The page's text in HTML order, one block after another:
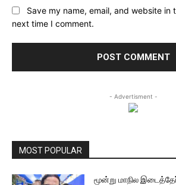
Save my name, email, and website in
next time I comment.
- Advertisment -
MOST POPULAR
மூன்று மாநில